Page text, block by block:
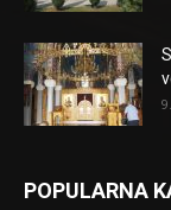
POPULARNA